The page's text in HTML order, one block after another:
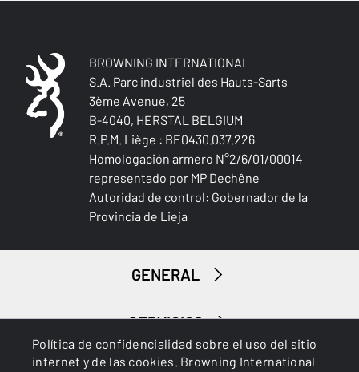
Política de confidencialidad sobre el uso del sitio
internet y de las cookies. Browning International
Caza menor
BROWNING INTERNATIONAL
S.A. Parc industriel des Hauts-Sarts
3ème Avenue, 25
B-4040, HERSTAL BELGIUM
R.P.M. Liège : BE0430.037.226
Homologación armero N°2/6/01/00014
representado por MP Dechêne
Autoridad de control: Gobernador de la
Provincia de Lieja
GENERAL
SERVICIOS